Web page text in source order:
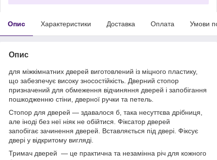
Опис Характеристики Доставка Оплата Умови
Опис
для міжкімнатних дверей виготовлений із міцного пластику,
що забезпечує високу зносостійкість. Дверний стопор
призначений для обмеження відчиняння дверей і запобігання
пошкодженню стіни, дверної ручки та петель.
Стопор для дверей — здавалося б, така несуттєва дрібниця,
але іноді без неї ніяк не обійтися. Фіксатор дверей
запобігає зачинення дверей. Вставляється під двері. Фіксує
двері у відкритому вигляді.
Тримач дверей — це практична та незамінна річ для кожного